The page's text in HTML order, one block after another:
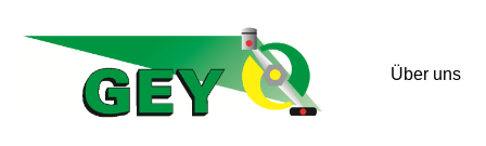
Über uns